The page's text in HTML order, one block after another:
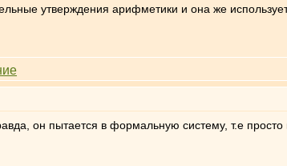
утверждения арифметики и она же
он пытается в формальную систему, т.е просто